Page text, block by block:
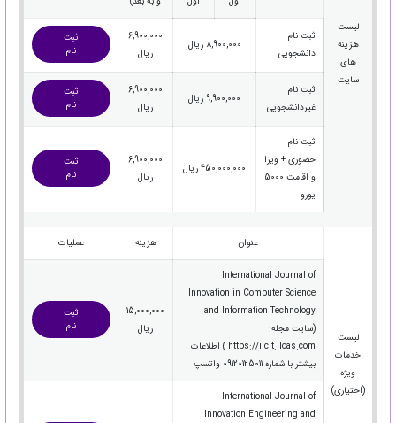
لیست
هزینه
های
سایت
ثبت نام
دانشجویی
8,900,000 ریال
6,900,000
ریال
ثبت
نام
ثبت نام
غیردانشجویی
9,900,000 ریال
6,900,000
ریال
ثبت
نام
ثبت نام
حضوری + ویزا
و اقامت 5000
یورو
450,000,000 ریال
6,900,000
ریال
ثبت
نام
لیست
خدمات
ویژه
(اختیاری)
عنوان هزینه عملیات
International Journal of
Innovation in Computer Science
and Information Technology
(سایت مجله:
https://ijcit.iloas.com ) اطلاعات
بیشتر با شماره 09120125011 واتسپ
15,000,000
ریال
ثبت
نام
International Journal of
Innovation Engineering and